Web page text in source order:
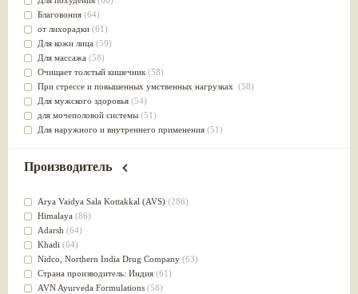
Благовония (64)
от лихорадки (61)
Для кожи лица (59)
Для массажа (58)
Очищает толстый кишечник(58)
При стрессе и повышенных умственных нагрузках (58)
Для мужского здоровья (54)
для мочеполовой системы (51)
Для наружного и внутреннего применения (51)
Для стабилизации деятельности ЦНС
Лечит опухоли и отеки(46)
Для медитации
выводит токсины
Для здоровья печени
Для тела(39)
для очищения крови(38)
При диабете(38)
Производитель
Arya Vaidya Sala Kottakkal (AVS) (286)
Himalaya (86)
Adarsh (64)
Khadi (64)
Nidсo, Northern India Drug Company (63)
Страна производитель: Индия (61)
AVN Ayurveda Formulations (58)